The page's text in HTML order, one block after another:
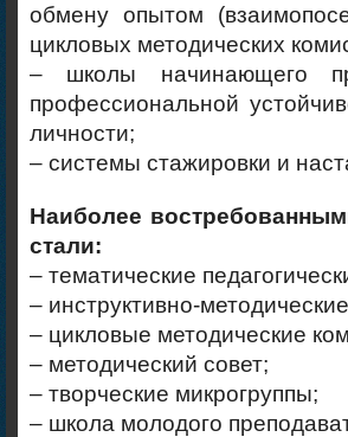
обмену опытом
цикловых методических
– школы начинающего
профессиональной
личности;
– системы стажировки и
Наиболее
стали:
– тематические
– инструктивно-
– цикловые методические
– методический совет;
– творческие микрогруппы;
– школа молодого